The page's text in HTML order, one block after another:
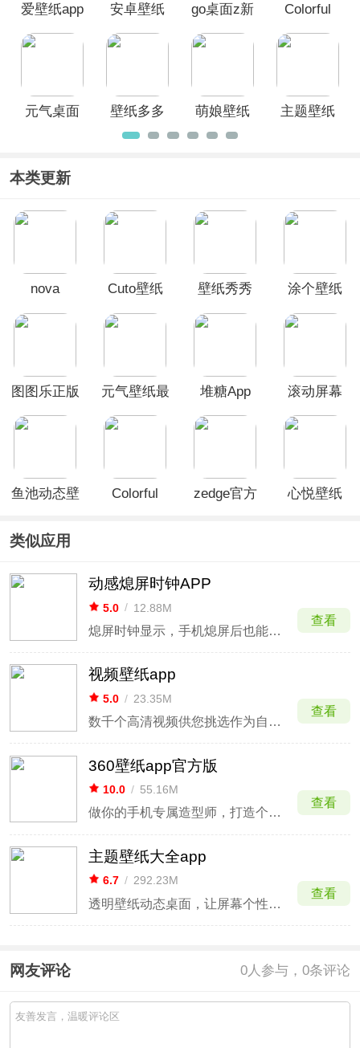
爱壁纸app
安卓壁纸
go桌面z新
Colorful
虹组件
元气桌面
壁纸多多
app
萌娘壁纸
App
主题壁纸
本类更新
nova
Cuto壁纸
壁纸秀秀
涂个壁纸
图图乐正版
元气壁纸最
堆糖App
滚动屏幕
鱼池动态壁
Colorful
zedge官方
心悦壁纸
类似应用
动感熄屏时钟APP
5.0 / 12.88M
熄屏时钟显示，手机熄屏后也能时刻展现个性
查看
视频壁纸app
5.0 / 23.35M
数千个高清视频供您挑选作为自己的动态壁纸
查看
360壁纸app官方版
10.0 / 55.16M
做你的手机专属造型师，打造个性精彩的屏幕
查看
主题壁纸大全app
6.7 / 292.23M
透明壁纸动态桌面，让屏幕个性炫酷
查看
网友评论 0人参与，0条评论